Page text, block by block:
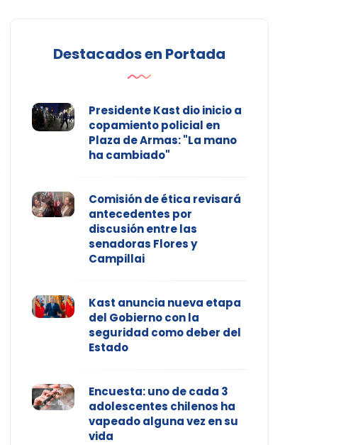
Destacados en Portada
Presidente Kast dio inicio a
copamiento policial en
Plaza de Armas: "La mano
ha cambiado"
Comisión de ética revisará
antecedentes por
discusión entre las
senadoras Flores y
Campillai
Kast anuncia nueva etapa
del Gobierno con la
seguridad como deber del
Estado
Encuesta: uno de cada 3
adolescentes chilenos ha
vapeado alguna vez en su
vida